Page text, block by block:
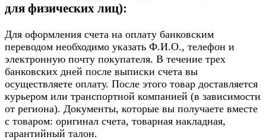
для физических лиц):
Для оформления счета на оплату банковским
переводом необходимо указать Ф.И.О., телефон и
электронную почту покупателя. В течение трех
банковских дней после выписки счета вы
осуществляете оплату. После этого товар доставляется
курьером или транспортной компанией (в зависимости
от региона). Документы, которые вы получаете вместе
с товаром: оригинал счета, товарная накладная,
гарантийный талон.